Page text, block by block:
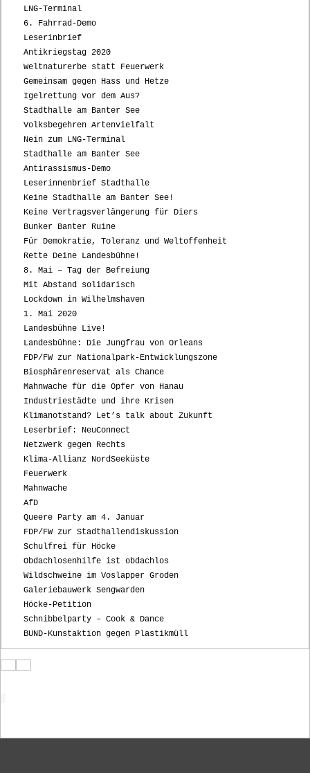
LNG-Terminal
6. Fahrrad-Demo
Leserinbrief
Antikriegstag 2020
Weltnaturerbe statt Feuerwerk
Gemeinsam gegen Hass und Hetze
Igelrettung vor dem Aus?
Stadthalle am Banter See
Volksbegehren Artenvielfalt
Nein zum LNG-Terminal
Stadthalle am Banter See
Antirassismus-Demo
Leserinnenbrief Stadthalle
Keine Stadthalle am Banter See!
Keine Vertragsverlängerung für Diers
Bunker Banter Ruine
Für Demokratie, Toleranz und Weltoffenheit
Rette Deine Landesbühne!
8. Mai – Tag der Befreiung
Mit Abstand solidarisch
Lockdown in Wilhelmshaven
1. Mai 2020
Landesbühne Live!
Landesbühne: Die Jungfrau von Orleans
FDP/FW zur Nationalpark-Entwicklungszone
Biosphärenreservat als Chance
Mahnwache für die Opfer von Hanau
Industriestädte und ihre Krisen
Klimanotstand? Let’s talk about Zukunft
Leserbrief: NeuConnect
Netzwerk gegen Rechts
Klima-Allianz NordSeeküste
Feuerwerk
Mahnwache
AfD
Queere Party am 4. Januar
FDP/FW zur Stadthallendiskussion
Schulfrei für Höcke
Obdachlosenhilfe ist obdachlos
Wildschweine im Voslapper Groden
Galeriebauwerk Sengwarden
Höcke-Petition
Schnibbelparty – Cook & Dance
BUND-Kunstaktion gegen Plastikmüll